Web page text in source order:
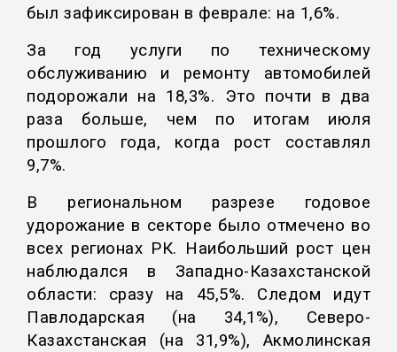
был зафиксирован в феврале: на 1,6%.
За год услуги по техническому
обслуживанию и ремонту автомобилей
подорожали на 18,3%. Это почти в два
раза больше, чем по итогам июля
прошлого года, когда рост составлял
9,7%.
В региональном разрезе годовое
удорожание в секторе было отмечено во
всех регионах РК. Наибольший рост цен
наблюдался в Западно-Казахстанской
области: сразу на 45,5%. Следом идут
Павлодарская (на 34,1%), Северо-
Казахстанская (на 31,9%), Акмолинская